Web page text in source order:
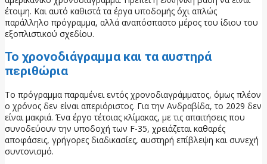
έτοιμη. Και αυτό καθιστά τα έργα υποδομής όχι απλώς
παράλληλο πρόγραμμα, αλλά αναπόσπαστο μέρος του ίδιου του
εξοπλιστικού σχεδίου.
Το χρονοδιάγραμμα και τα αυστηρά
περιθώρια
Το πρόγραμμα παραμένει εντός χρονοδιαγράμματος, όμως πλέον
ο χρόνος δεν είναι απεριόριστος. Για την Ανδραβίδα, το 2029 δεν
είναι μακριά. Ένα έργο τέτοιας κλίμακας, με τις απαιτήσεις που
συνοδεύουν την υποδοχή των F-35, χρειάζεται καθαρές
αποφάσεις, γρήγορες διαδικασίες, αυστηρή επίβλεψη και συνεχή
συντονισμό.